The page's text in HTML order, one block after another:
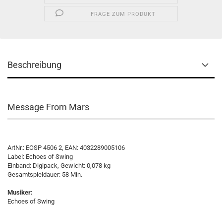
FRAGE ZUM PRODUKT
Beschreibung
Message From Mars
ArtNr.: EOSP 4506 2, EAN: 4032289005106
Label: Echoes of Swing
Einband: Digipack, Gewicht: 0,078 kg
Gesamtspieldauer: 58 Min.
Musiker:
Echoes of Swing